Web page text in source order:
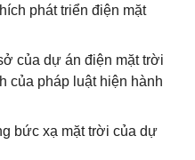
phát triển điện mặt
của dự án điện mặt trời
của pháp luật hiện hành
bức xạ mặt trời của dự